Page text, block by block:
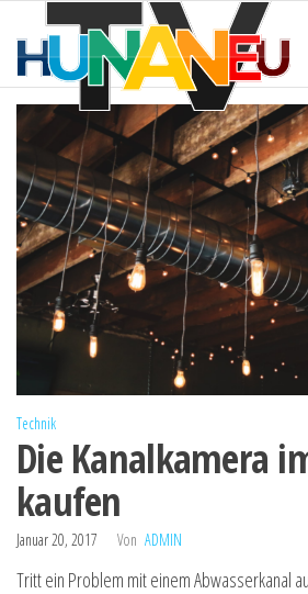
Inhalt
springen
Technik
Die Kanalkamera
kaufen
Januar 20, 2017 Von ADMIN
Tritt ein Problem mit einem Abwasserkanal